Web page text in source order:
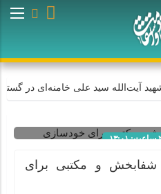
امام رضا
آیت‌الله سید علی خامنه‌ای در
شفا‌بخش و مکتبی برای